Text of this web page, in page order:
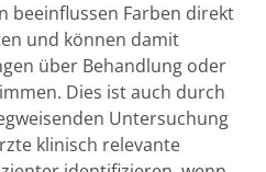
beeinflussen Farben direkt
und können damit
über Behandlung oder
Dies ist auch durch
Untersuchung
klinisch relevante